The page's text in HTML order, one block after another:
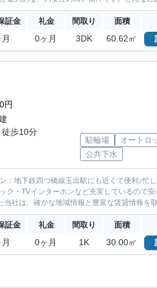
証金 礼金 間取り 面積
0ヶ月 3DK 60.62㎡
円
徒歩10分
駐輪場 オートロ
公共下水
地下鉄四つ橋線玉出駅にも近くて便利♪忙
・TVインターホンなど充実しているので
社は、確かな地域情報と豊富な賃貸情報を
証金 礼金 間取り 面積
0ヶ月 1K 30.00㎡